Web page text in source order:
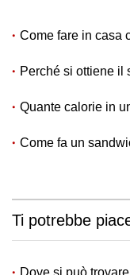
Come fare in casa
Perché si ottiene il
Quante calorie in
Come fa un
Ti potrebbe
Dove si può